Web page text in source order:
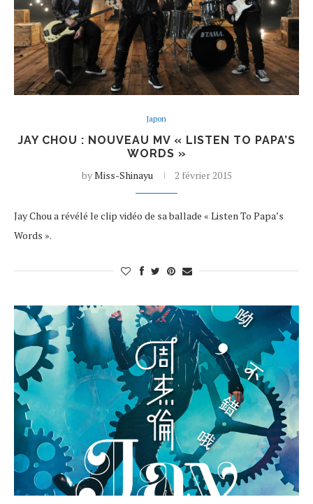
Japon
JAY CHOU : NOUVEAU MV « LISTEN TO PAPA’S
WORDS »
byMiss-Shinayu 2 février 2015
Jay Chou a révélé le clip vidéo de sa ballade « Listen To Papa’s
Words ».